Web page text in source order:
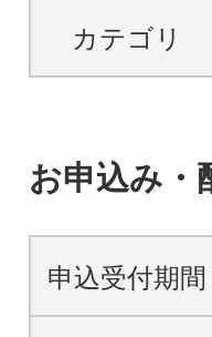
カテゴリ
お申込み・
申込受付期間